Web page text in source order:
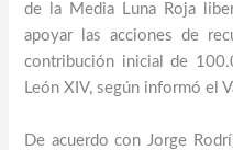
de la Media Luna Roja
apoyar las acciones de
contribución inicial de
León XIV, según informó el
De acuerdo con Jorge